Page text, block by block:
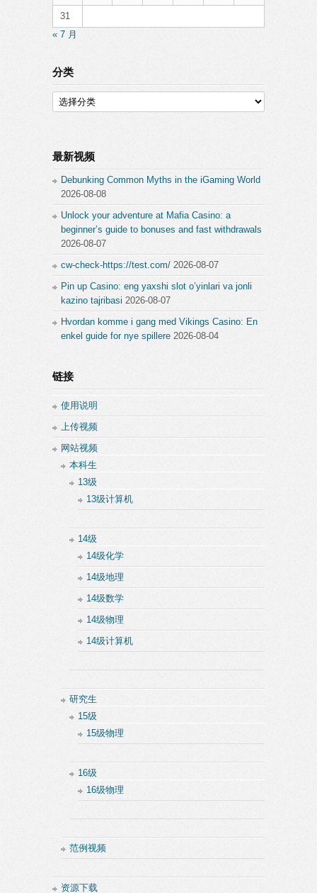
31
« 7 月
分类
分
类
最新视频
Debunking Common Myths in the iGaming World
2026-08-08
Unlock your adventure at Mafia Casino: a
beginner’s guide to bonuses and fast withdrawals
2026-08-07
cw-check-https://test.com/ 2026-08-07
Pin up Casino: eng yaxshi slot o’yinlari va jonli
kazino tajribasi 2026-08-07
Hvordan komme i gang med Vikings Casino: En
enkel guide for nye spillere 2026-08-04
链接
使用说明
上传视频
网站视频
本科生
13级
13级计算机
14级
14级化学
14级地理
14级数学
14级物理
14级计算机
研究生
15级
15级物理
16级
16级物理
范例视频
资源下载